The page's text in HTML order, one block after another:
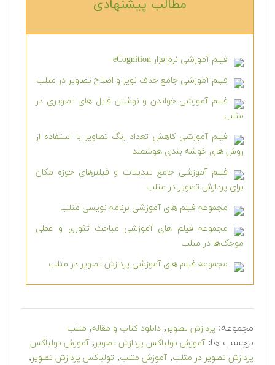
مطالب پیشنهادی‎
فیلم آموزشی نرم‌افزار eCognition
فیلم آموزشی جامع حذف نویز و اصلاح تصاویر در متلب
فیلم آموزشی خواندن و نوشتن فایل های تصویری در
متلب
فیلم آموزشی کاهش تعداد رنگ تصاویر با استفاده از
روش های خوشه بندی هوشمند
فیلم آموزشی جامع تبدیلات و فیلترهای حوزه مکان
برای پردازش تصویر در متلب
مجموعه فیلم های آموزشی برنامه نویسی متلب
مجموعه فیلم های آموزشی مباحث تئوری و عملی
موجک‌ها در متلب
مجموعه فیلم های آموزشی پردازش تصویر در متلب
مجموعه: پردازش تصویر, دانلود کتاب و مقاله, متلب
برچسب ها: آموزش تولباکس پردازش تصویر, ‫آموزش تولباکس
, آموزش متلب, تولباکس پردازش تصویر,